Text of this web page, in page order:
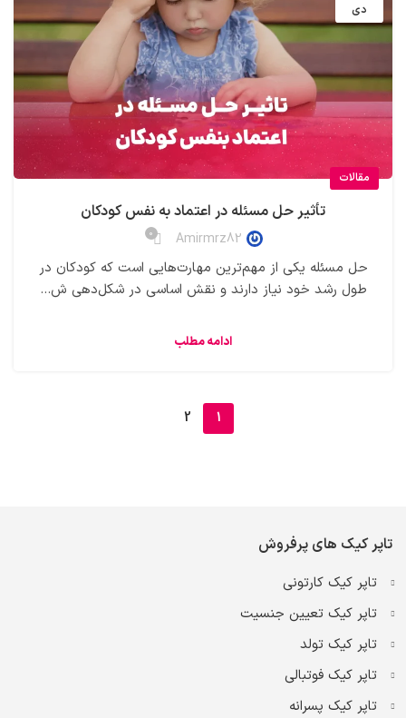
دی
مقالات
تأثیر حل مسئله در اعتماد به نفس کودکان
Amirmrz82
0
حل مسئله یکی از مهم‌ترین مهارت‌هایی است که کودکان در
طول رشد خود نیاز دارند و نقش اساسی در شکل‌دهی ش...
ادامه مطلب
1
2
تاپر کیک های پرفروش
تاپر کیک کارتونی
تاپر کیک تعیین جنسیت
تاپر کیک تولد
تاپر کیک فوتبالی
تاپر کیک پسرانه